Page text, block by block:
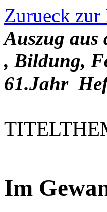
Zurueck zur
Auszug
, Bildung,
61.Jahr
Im